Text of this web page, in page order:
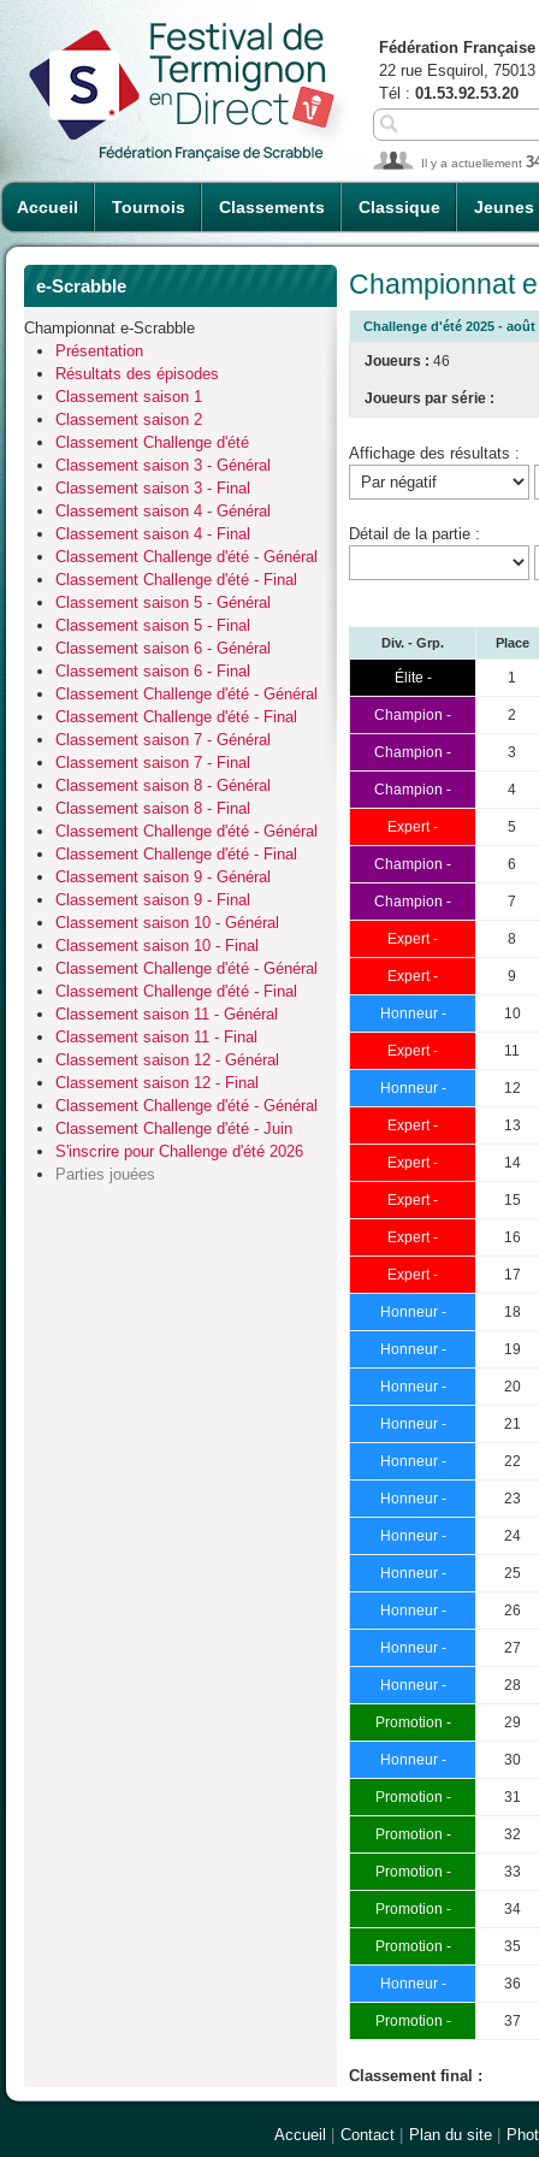
Accueil Tournois Classements Classique Jeunes
Fédération
22 rue Esquirol,
Tél : 01.53.92.53.20
Il y a actuellement
e-Scrabble
Championnat e-Scrabble
Présentation
Résultats des épisodes
Classement saison 1
Classement saison 2
Classement Challenge d'été
Classement saison 3 - Général
Classement saison 3 - Final
Classement saison 4 - Général
Classement saison 4 - Final
Classement Challenge d'été - Général
Classement Challenge d'été - Final
Classement saison 5 - Général
Classement saison 5 - Final
Classement saison 6 - Général
Classement saison 6 - Final
Classement Challenge d'été - Général
Classement Challenge d'été - Final
Classement saison 7 - Général
Classement saison 7 - Final
Classement saison 8 - Général
Classement saison 8 - Final
Classement Challenge d'été - Général
Classement Challenge d'été - Final
Classement saison 9 - Général
Classement saison 9 - Final
Classement saison 10 - Général
Classement saison 10 - Final
Classement Challenge d'été - Général
Classement Challenge d'été - Final
Classement saison 11 - Général
Classement saison 11 - Final
Classement saison 12 - Général
Classement saison 12 - Final
Classement Challenge d'été - Général
Classement Challenge d'été - Juin
S'inscrire pour Challenge d'été 2026
Parties jouées
Championnat
Challenge d'été 2025 - août
Joueurs : 46
Joueurs par série :
Affichage des résultats :
Détail de la partie :
Div. - Grp. Place
Élite - 1
Champion - 2
Champion - 3
Champion - 4
Expert - 5
Champion - 6
Champion - 7
Expert - 8
Expert - 9
Honneur - 10
Expert - 11
Honneur - 12
Expert - 13
Expert - 14
Expert - 15
Expert - 16
Expert - 17
Honneur - 18
Honneur - 19
Honneur - 20
Honneur - 21
Honneur - 22
Honneur - 23
Honneur - 24
Honneur - 25
Honneur - 26
Honneur - 27
Honneur - 28
Promotion - 29
Honneur - 30
Promotion - 31
Promotion - 32
Promotion - 33
Promotion - 34
Promotion - 35
Honneur - 36
Promotion - 37
Classement final :
Accueil | Contact | Plan du site |